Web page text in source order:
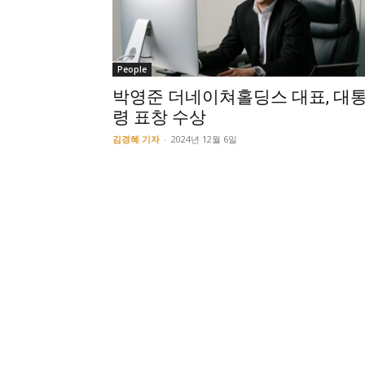
People
박영준 더네이쳐홀딩스 대표, 대
령 표창 수상
김경혜 기자 - 2024년 12월 6일